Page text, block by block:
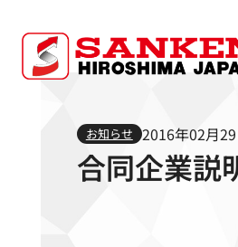
お知らせ 2016年02月
合同企業説